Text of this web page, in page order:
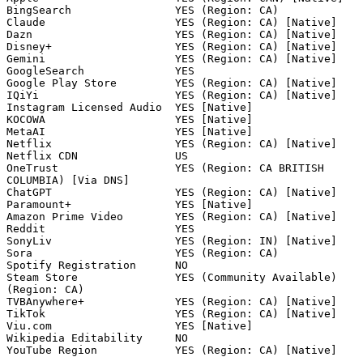
BingSearch                YES (Region: CA)
Claude                    YES (Region: CA) [Native]
Dazn                      YES (Region: CA) [Native]
Disney+                   YES (Region: CA) [Native]
Gemini                    YES (Region: CA) [Native]
GoogleSearch              YES
Google Play Store         YES (Region: CA) [Native]
IQiYi                     YES (Region: CA) [Native]
Instagram Licensed Audio  YES [Native]
KOCOWA                    YES [Native]
MetaAI                    YES [Native]
Netflix                   YES (Region: CA) [Native]
Netflix CDN               US
OneTrust                  YES (Region: CA BRITISH
COLUMBIA) [Via DNS]
ChatGPT                   YES (Region: CA) [Native]
Paramount+                YES [Native]
Amazon Prime Video        YES (Region: CA) [Native]
Reddit                    YES
SonyLiv                   YES (Region: IN) [Native]
Sora                      YES (Region: CA)
Spotify Registration      NO
Steam Store               YES (Community Available)
(Region: CA)
TVBAnywhere+              YES (Region: CA) [Native]
TikTok                    YES (Region: CA) [Native]
Viu.com                   YES [Native]
Wikipedia Editability     NO
YouTube Region            YES (Region: CA) [Native]